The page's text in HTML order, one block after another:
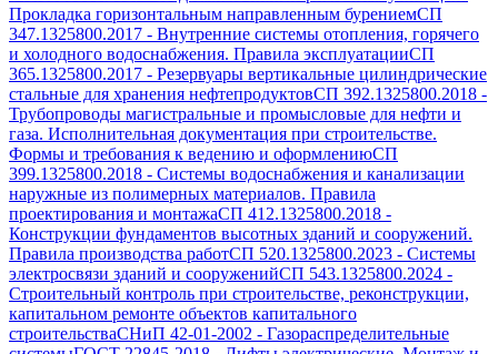
Прокладка горизонтальным направленным бурениемСП
347.1325800.2017 - Внутренние системы отопления, горячего
и холодного водоснабжения. Правила эксплуатацииСП
365.1325800.2017 - Резервуары вертикальные цилиндрические
стальные для хранения нефтепродуктовСП 392.1325800.2018 -
Трубопроводы магистральные и промысловые для нефти и
газа. Исполнительная документация при строительстве.
Формы и требования к ведению и оформлениюСП
399.1325800.2018 - Системы водоснабжения и канализации
наружные из полимерных материалов. Правила
проектирования и монтажаСП 412.1325800.2018 -
Конструкции фундаментов высотных зданий и сооружений.
Правила производства работСП 520.1325800.2023 - Системы
электросвязи зданий и сооруженийСП 543.1325800.2024 -
Строительный контроль при строительстве, реконструкции,
капитальном ремонте объектов капитального
строительстваСНиП 42-01-2002 - Газораспределительные